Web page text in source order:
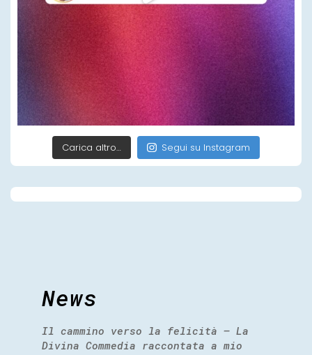
Carica altro… Segui su Instagram
News
Il cammino verso la felicità – La
Divina Commedia raccontata a mio